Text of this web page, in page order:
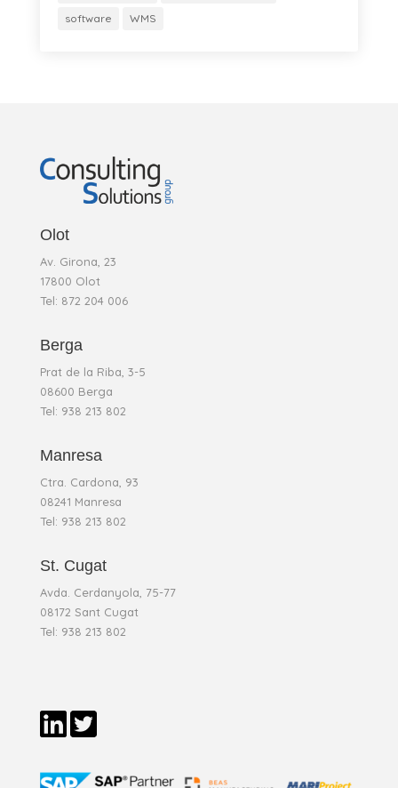
software
WMS
Olot
Av. Girona, 23
17800 Olot
Tel: 872 204 006
Berga
Prat de la Riba, 3-5
08600 Berga
Tel: 938 213 802
Manresa
Ctra. Cardona, 93
08241 Manresa
Tel: 938 213 802
St. Cugat
Avda. Cerdanyola, 75-77
08172 Sant Cugat
Tel: 938 213 802